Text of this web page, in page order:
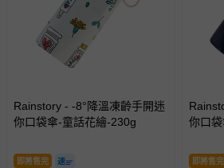
Rainstory - -8°降溫凍齡手開迷
你口袋傘-童話花繪-230g
即將售完
你口
即將售完